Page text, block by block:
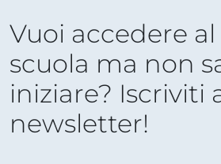
Vuoi accedere
scuola ma non
iniziare? Iscriviti
newsletter!